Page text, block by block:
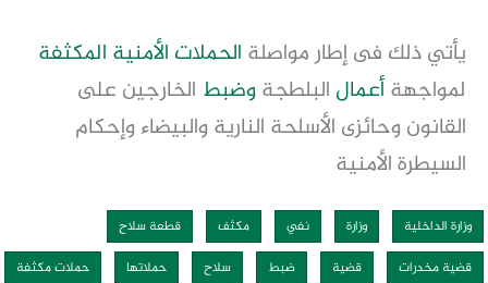
يأتي ذلك فى إطار مواصلة الحملات الأمنية المكثفة
لمواجهةأعمال البلطجةوضبط الخارجين على
القانون وحائزى الأسلحة النارية والبيضاء وإحكام
السيطرة الأمنية
وزارة الداخلية وزارة نفي مكثف
قطعة سلاح
قضية مخدرات
قضية ضبط سلاح حملاتها
حملات مكثفة